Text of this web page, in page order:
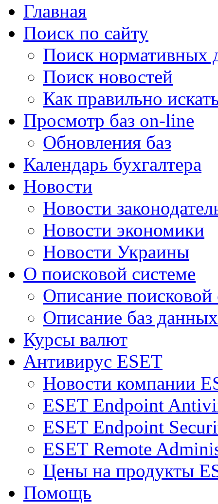
Главная
Поиск по сайту
Поиск нормативных
Поиск новостей
Как правильно
Просмотр баз on-line
Обновления баз
Календарь бухгалтера
Новости
Новости
Новости экономики
Новости Украины
О поисковой системе
Описание
Описание баз данных
Курсы валют
Антивирус ESET
Новости компании
ESET Endpoint
ESET Endpoint
ESET Remote
Цены на продукты
Помощь